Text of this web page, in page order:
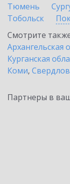
Тюмень
Тобольск
Смотрите
Архангельская
Курганская
Коми,
Партнеры в